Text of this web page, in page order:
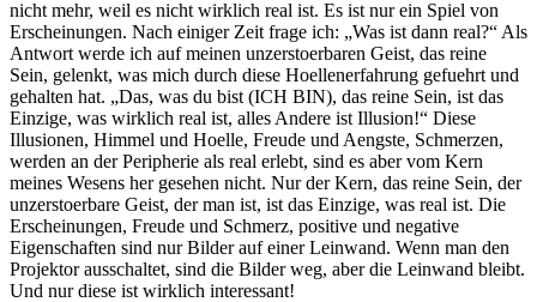
nicht mehr, weil es nicht wirklich real ist. Es ist nur ein Spiel von
Erscheinungen. Nach einiger Zeit frage ich: „Was ist dann real?“ Als
Antwort werde ich auf meinen unzerstoerbaren Geist, das reine
Sein, gelenkt, was mich durch diese Hoellenerfahrung gefuehrt und
gehalten hat. „Das, was du bist (ICH BIN), das reine Sein, ist das
Einzige, was wirklich real ist, alles Andere ist Illusion!“ Diese
Illusionen, Himmel und Hoelle, Freude und Aengste, Schmerzen,
werden an der Peripherie als real erlebt, sind es aber vom Kern
meines Wesens her gesehen nicht. Nur der Kern, das reine Sein, der
unzerstoerbare Geist, der man ist, ist das Einzige, was real ist. Die
Erscheinungen, Freude und Schmerz, positive und negative
Eigenschaften sind nur Bilder auf einer Leinwand. Wenn man den
Projektor ausschaltet, sind die Bilder weg, aber die Leinwand bleibt.
Und nur diese ist wirklich interessant!